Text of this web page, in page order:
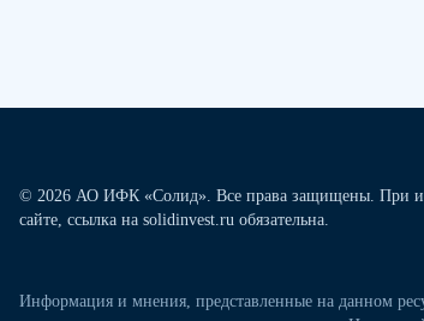
© 2026 АО ИФК «Солид». Все права защищены. При
сайте, ссылка на solidinvest.ru обязательна.
Информация и мнения, представленные на данном